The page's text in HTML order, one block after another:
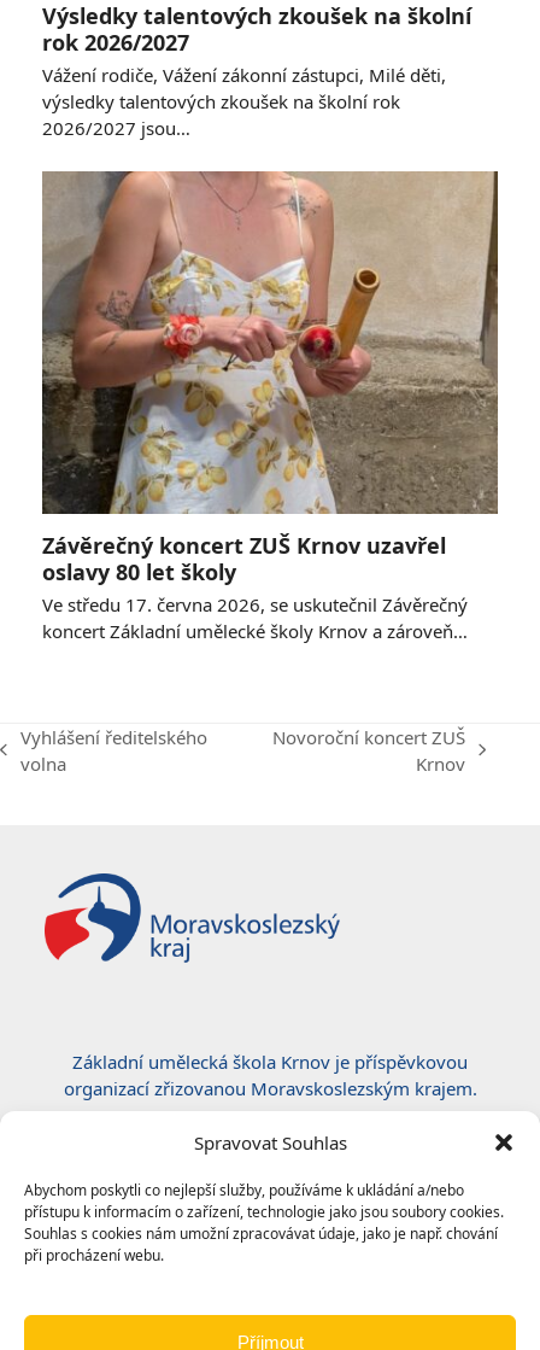
Spravovat Souhlas
Abychom poskytli co nejlepší služby, používáme k ukládání a/nebo
přístupu k informacím o zařízení, technologie jako jsou soubory cookies.
Souhlas s cookies nám umožní zpracovávat údaje, jako je např. chování
při procházení webu.
Příjmout
Výsledky talentových zkoušek na školní
rok 2026/2027
Vážení rodiče, Vážení zákonní zástupci, Milé děti,
výsledky talentových zkoušek na školní rok
2026/2027 jsou…
Závěrečný koncert ZUŠ Krnov uzavřel
oslavy 80 let školy
Ve středu 17. června 2026, se uskutečnil Závěrečný
koncert Základní umělecké školy Krnov a zároveň…
previous
Vyhlášení ředitelského
volna
Novoroční koncert ZUŠ
Krnov
Základní umělecká škola Krnov je příspěvkovou
organizací zřizovanou Moravskoslezským krajem.
Certifikace ČSN EN ISO 50001:2019